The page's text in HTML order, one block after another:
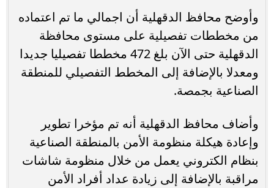
وأوضح محافظ الدقهلية أن اجمالي ما تم اعتماده
من مخططات تفصيلية على مستوى محافظة
الدقهلية حتى الآن بلغ 472 مخططا تفصيليا جديدا
ومعدلا بالإضافة إلى المخطط التفصيلي للمنطقة
الصناعية بجمصة.
وأضاف محافظ الدقهلية أنه تم مؤخرا تطوير
وإعادة هيكلة منظومة الأمن بالمنطقة الصناعية
بنظام الكتروني يعمل من خلال منظومة شاشات
مراقبة بالإضافة إلى زيادة عداد أفراد الأمن